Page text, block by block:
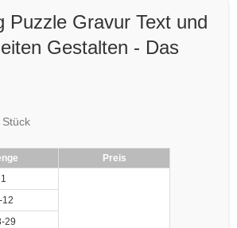
Puzzle Gravur Text und
Gestalten - Das
Stück
Preis
1
12
29